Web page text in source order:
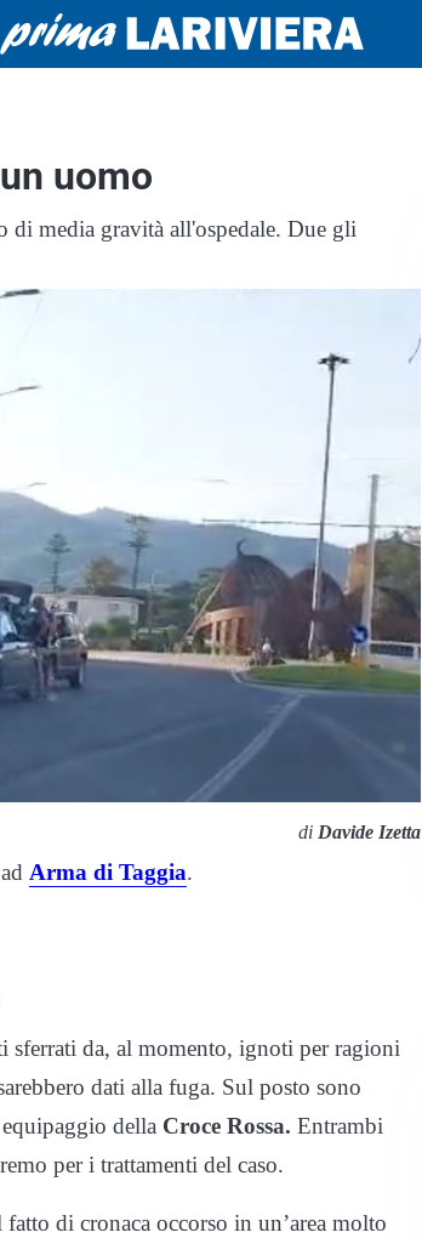
uomo
media gravità all'ospedale. Due gli
diDavide Izetta
Arma di Taggia.
sferrati da, al momento, ignoti per ragioni
dati alla fuga. Sul posto sono
della Croce Rossa. Entrambi
per i trattamenti del caso.
di cronaca occorso in un’area molto